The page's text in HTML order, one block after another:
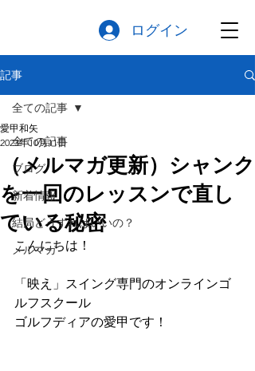
ログイン
記事
全ての記事
ブログ
新着情報
結局どうすればいいの？
メルマガ
全ての記事
（メルマガ更新）シャンク
を一回のレッスンで直し
ている秘密
愛甲和矢
2023年10月11日
こんにちは！
「映え」スイング専門のオンラインゴ
ルフスクール
ゴルフディアの愛甲です！